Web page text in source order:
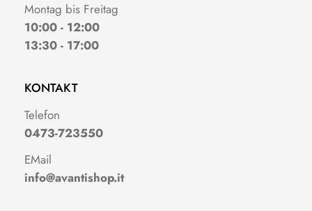
Montag bis Freitag
10:00 - 12:00
13:30 - 17:00
KONTAKT
Telefon
0473-723550
EMail
info@avantishop.it